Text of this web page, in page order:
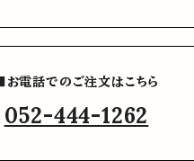
■お電話でのご注文はこちら
052-444-1262